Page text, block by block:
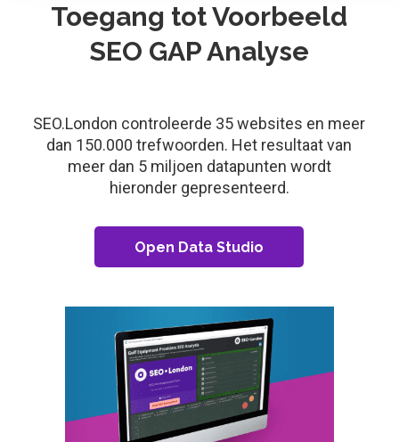
Toegang tot Voorbeeld
SEO GAP Analyse
SEO.London controleerde 35 websites en meer
dan 150.000 trefwoorden. Het resultaat van
meer dan 5 miljoen datapunten wordt
hieronder gepresenteerd.
Open Data Studio